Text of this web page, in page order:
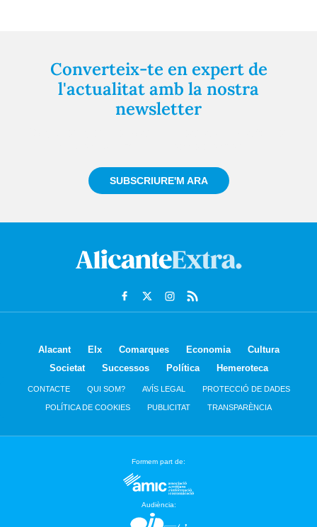
Converteix-te en expert de
l'actualitat amb la nostra
newsletter
SUBSCRIURE'M ARA
Alacant Elx Comarques Economia
Cultura
Societat
Successos Política Hemeroteca
CONTACTE QUI SOM? AVÍS LEGAL PROTECCIÓ DE DADES
POLÍTICA DE COOKIES PUBLICITAT TRANSPARÈNCIA
Formem part de:
Audiència: